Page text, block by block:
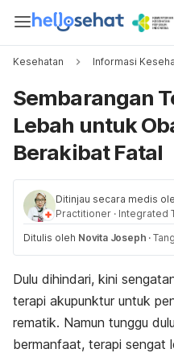
Kesehatan Informasi
Sembarangan
Lebah untuk
Berakibat Fatal
Ditinjau secara medis
Practitioner · Integrated
Ditulis oleh Novita Joseph ·
Dulu dihindari, kini
terapi akupunktur untuk
rematik. Namun tunggu
bermanfaat, terapi sengat